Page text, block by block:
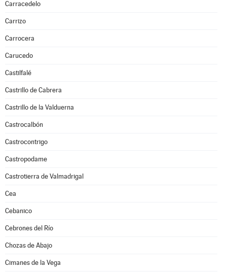
Carracedelo
Carrizo
Carrocera
Carucedo
Castilfalé
Castrillo de Cabrera
Castrillo de la Valduerna
Castrocalbón
Castrocontrigo
Castropodame
Castrotierra de Valmadrigal
Cea
Cebanico
Cebrones del Río
Chozas de Abajo
Cimanes de la Vega